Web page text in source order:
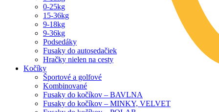
0-25kg
15-36kg
9-18kg
9-36kg
Podsedáky
Fusaky do autosedačiek
Hračky nielen na cesty
Kočíky
Športové a golfové
Kombinované
Fusaky do kočíkov – BAVLNA
Fusaky do kočíkov – MINKY, VELVET